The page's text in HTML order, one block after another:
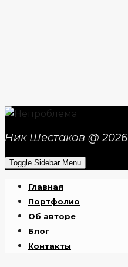
Ник Шестаков @ 2026
Toggle Sidebar Menu
Главная
Портфолио
Об авторе
Блог
Контакты